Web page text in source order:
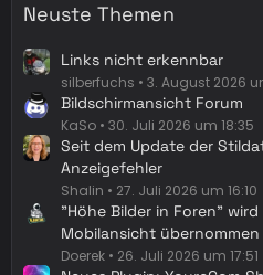
Neuste Themen
Links nicht erkennbar
silberfuchs 3. August 2026
Bildschirmansicht Forum
KaSo 30. Juli 2026 um 18:35
Seit dem Update der
Anzeigefehler
Shalin 27. Juli 2026 um 16:10
"Höhe Bilder in Foren"
Mobilansicht übernommen
Doerek 26. Juli 2026 um 17:51